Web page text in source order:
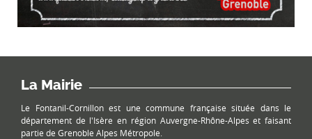
La Mairie
Le Fontanil-Cornillon est une commune française située dans le
département de l'Isère en région Auvergne-Rhône-Alpes et faisant
partie de Grenoble Alpes Métropole.